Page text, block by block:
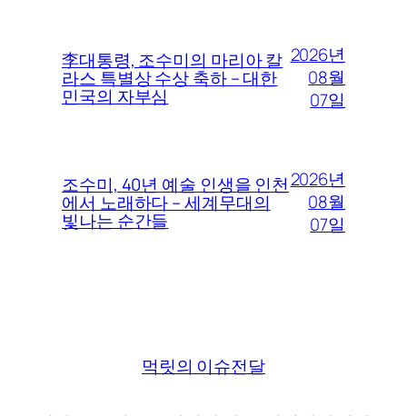
李대통령, 조수미의 마리아 칼
라스 특별상 수상 축하 – 대한
민국의 자부심
2026년
08월
07일
조수미, 40년 예술 인생을 인천
에서 노래하다 – 세계무대의
빛나는 순간들
2026년
08월
07일
먹릿의 이슈전달